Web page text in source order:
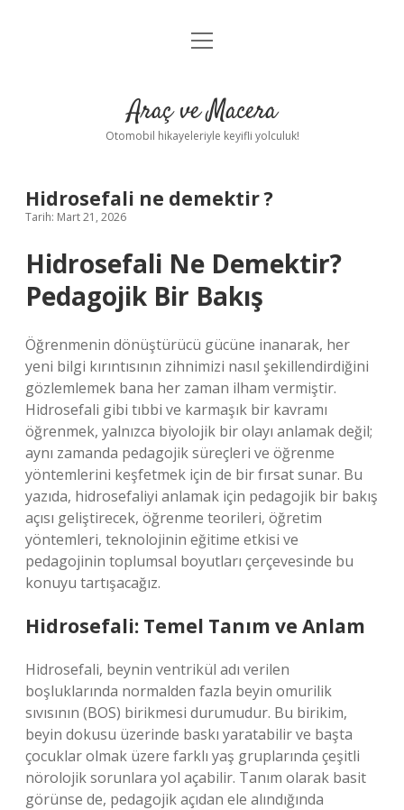
Anasayfa
Yasal Uyarı
menüyü
Araç ve Macera
Otomobil hikayeleriyle keyifli yolculuk!
Hidrosefali ne demektir ?
Tarih: Mart 21, 2026
Hidrosefali Ne Demektir?
Pedagojik Bir Bakış
Öğrenmenin dönüştürücü gücüne inanarak, her
yeni bilgi kırıntısının zihnimizi nasıl şekillendirdiğini
gözlemlemek bana her zaman ilham vermiştir.
Hidrosefali gibi tıbbi ve karmaşık bir kavramı
öğrenmek, yalnızca biyolojik bir olayı anlamak değil;
aynı zamanda pedagojik süreçleri ve öğrenme
yöntemlerini keşfetmek için de bir fırsat sunar. Bu
yazıda, hidrosefaliyi anlamak için pedagojik bir bakış
açısı geliştirecek, öğrenme teorileri, öğretim
yöntemleri, teknolojinin eğitime etkisi ve
pedagojinin toplumsal boyutları çerçevesinde bu
konuyu tartışacağız.
Hidrosefali: Temel Tanım ve Anlam
Hidrosefali, beynin ventrikül adı verilen
boşluklarında normalden fazla beyin omurilik
sıvısının (BOS) birikmesi durumudur. Bu birikim,
beyin dokusu üzerinde baskı yaratabilir ve başta
çocuklar olmak üzere farklı yaş gruplarında çeşitli
nörolojik sorunlara yol açabilir. Tanım olarak basit
görünse de, pedagojik açıdan ele alındığında